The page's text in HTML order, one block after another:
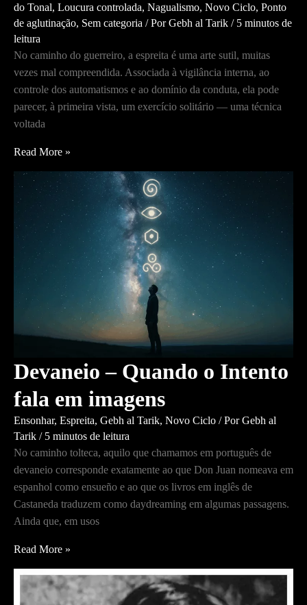
do Tonal, Loucura controlada, Nagualismo, Novo Ciclo, Ponto
de aglutinação, Sem categoria / PorGebh al Tarik / 5 minutos de
leitura
No caminho do guerreiro, a espreita é uma arte sutil, muitas
vezes mal compreendida. Associada à vigilância interna, ao
controle dos automatismos e ao domínio da conduta, ela pode
parecer, à primeira vista, um exercício solitário — uma técnica
voltada
A
como
Bondade
Invisível
Read More »
Devaneio – Quando o Intento
fala em imagens
Ensonhar, Espreita, Gebh al Tarik, Novo Ciclo / PorGebh al
Tarik / 5 minutos de leitura
No caminho tolteca, aquilo que chamamos em português de
devaneio corresponde exatamente ao que Don Juan nomeava em
espanhol como ensueño e ao que os livros em inglês de
Castaneda traduzem como daydreaming em algumas passagens.
Ainda que, em usos
Devaneio
Quando
Read More »